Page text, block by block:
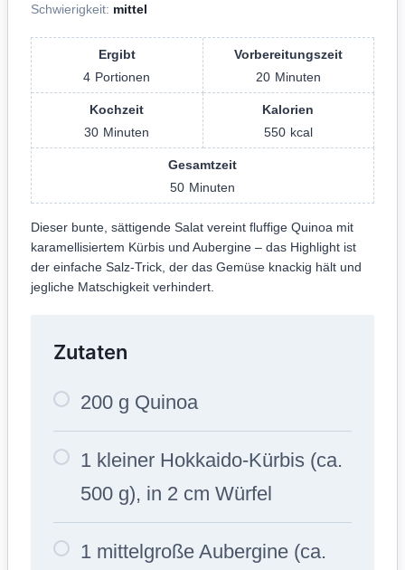
Schwierigkeit: mittel
Ergibt
4 Portionen
Vorbereitungszeit
20 Minuten
Kochzeit
30 Minuten
Kalorien
550 kcal
Gesamtzeit
50 Minuten
Dieser bunte, sättigende Salat vereint fluffige Quinoa mit
karamellisiertem Kürbis und Aubergine – das Highlight ist
der einfache Salz-Trick, der das Gemüse knackig hält und
jegliche Matschigkeit verhindert.
Zutaten
200 g Quinoa
1 kleiner Hokkaido-Kürbis (ca.
500 g), in 2 cm Würfel
1 mittelgroße Aubergine (ca.